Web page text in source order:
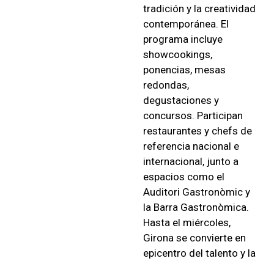
tradición y la creatividad
contemporánea. El
programa incluye
showcookings,
ponencias, mesas
redondas,
degustaciones y
concursos. Participan
restaurantes y chefs de
referencia nacional e
internacional, junto a
espacios como el
Auditori Gastronòmic y
la Barra Gastronòmica.
Hasta el miércoles,
Girona se convierte en
epicentro del talento y la